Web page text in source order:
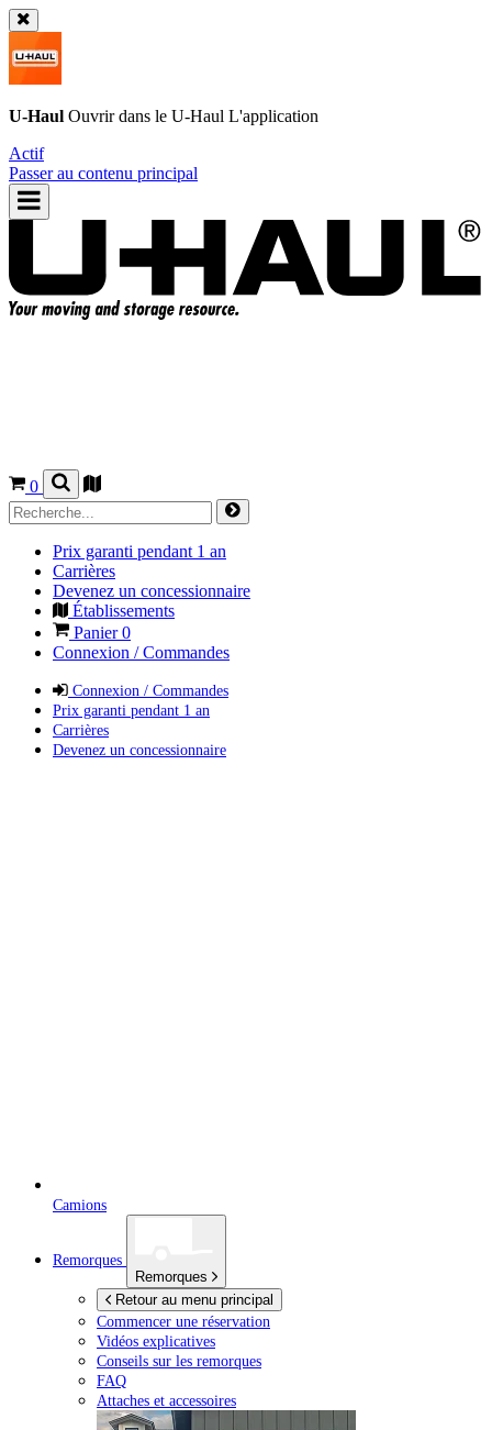
U-Haul Ouvrir dans le U-Haul L'application
Actif
Passer au contenu principal
0
Prix garanti pendant 1 an
Carrières
Devenez un concessionnaire
Établissements
Panier0
Connexion / Commandes
Connexion / Commandes
Prix garanti pendant 1 an
Carrières
Devenez un concessionnaire
Camions
Remorques
Remorques
Retour au menu principal
Commencer une réservation
Vidéos explicatives
Conseils sur les remorques
FAQ
Attaches et accessoires